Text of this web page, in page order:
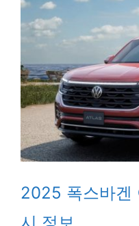
2025 폭스바겐
시 정보